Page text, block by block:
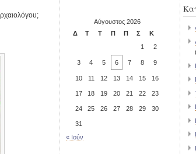
Αύγουστος 2026
Δ
Τ Τ Π Π Σ
Κ
1
2
3 4 5 6 7 8 9
10 11 12 13 14 15 16
17 18 19 20 21 22 23
24 25 26 27 28 29 30
31
« Ιούν